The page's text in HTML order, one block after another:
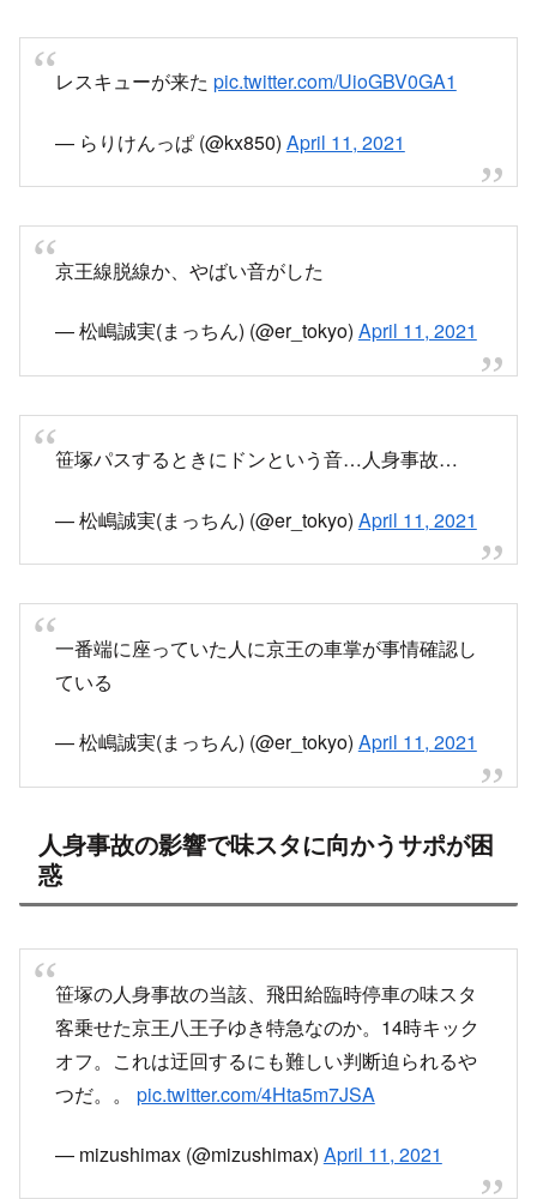
レスキューが来た pic.twitter.com/UioGBV0GA1
— らりけんっぱ (@kx850) April 11, 2021
京王線脱線か、やばい音がした
— 松嶋誠実(まっちん) (@er_tokyo) April 11, 2021
笹塚パスするときにドンという音…人身事故…
— 松嶋誠実(まっちん) (@er_tokyo) April 11, 2021
一番端に座っていた人に京王の車掌が事情確認し
ている
— 松嶋誠実(まっちん) (@er_tokyo) April 11, 2021
人身事故の影響で味スタに向かうサポが困
惑
笹塚の人身事故の当該、飛田給臨時停車の味スタ
客乗せた京王八王子ゆき特急なのか。14時キック
オフ。これは迂回するにも難しい判断迫られるや
つだ。。 pic.twitter.com/4Hta5m7JSA
— mizushimax (@mizushimax) April 11, 2021